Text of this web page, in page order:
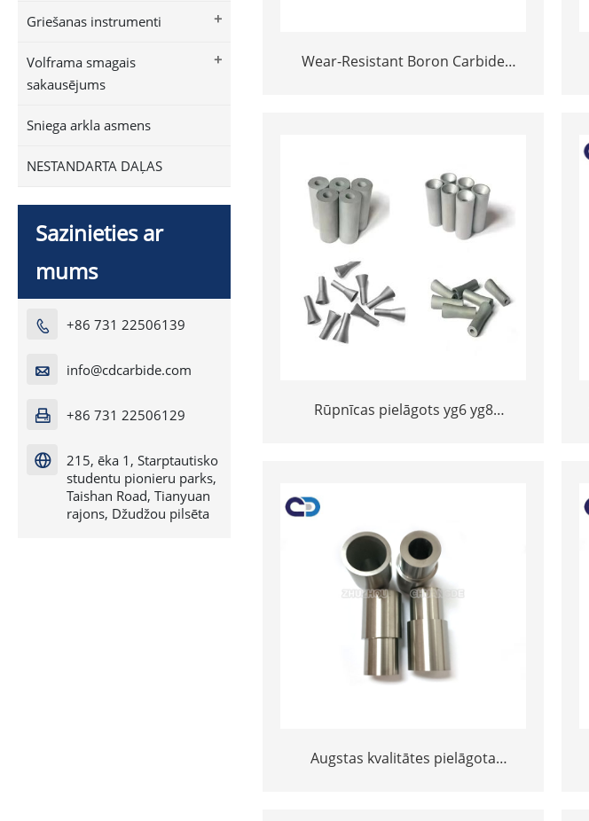
+
Griešanas instrumenti
+
Volframa smagais
sakausējums
Sniega arkla asmens
NESTANDARTA DAĻAS
Sazinieties ar
mums
 +86 731 22506139
 info@cdcarbide.com
 +86 731 22506129

215, ēka 1, Starptautisko
studentu pionieru parks,
Taishan Road, Tianyuan
rajons, Džudžou pilsēta
Wear-Resistant Boron Carbide
Rūpnīcas pielāgots yg6 yg8
Augstas kvalitātes pielāgota